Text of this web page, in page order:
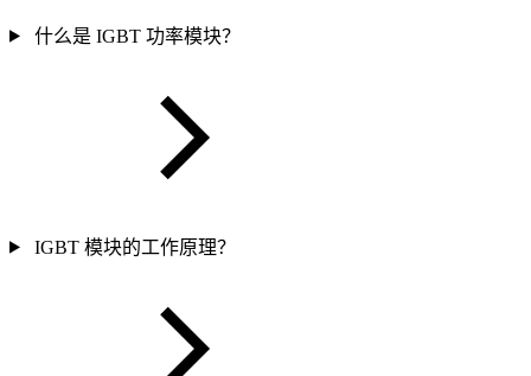
什么是 IGBT 功率模块？
IGBT 模块的工作原理？